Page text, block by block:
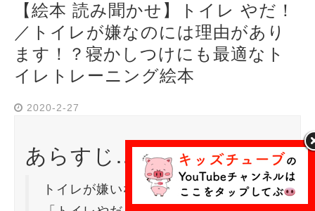
【絵本 読み聞かせ】トイレ やだ！
／トイレが嫌なのには理由があり
ます！？寝かしつけにも最適なト
イレトレーニング絵本
2020-2-27
あらすじ…
トイレが嫌いな女の子のお話。